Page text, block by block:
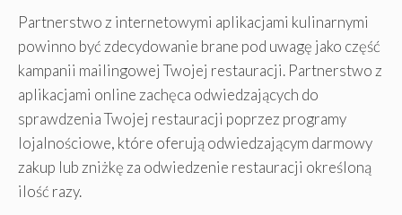
Partnerstwo z internetowymi aplikacjami kulinarnymi
powinno być zdecydowanie brane pod uwagę jako część
kampanii mailingowej Twojej restauracji. Partnerstwo z
aplikacjami online zachęca odwiedzających do
sprawdzenia Twojej restauracji poprzez programy
lojalnościowe, które oferują odwiedzającym darmowy
zakup lub zniżkę za odwiedzenie restauracji określoną
ilość razy.